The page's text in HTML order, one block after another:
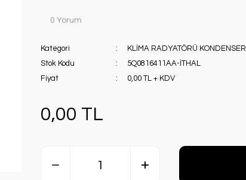
0 Yorum
Kategori
KLİMA RADYATÖRÜ KONDENSER
Stok Kodu
5Q0816411AA-İTHAL
Fiyat
0,00 TL + KDV
0,00 TL